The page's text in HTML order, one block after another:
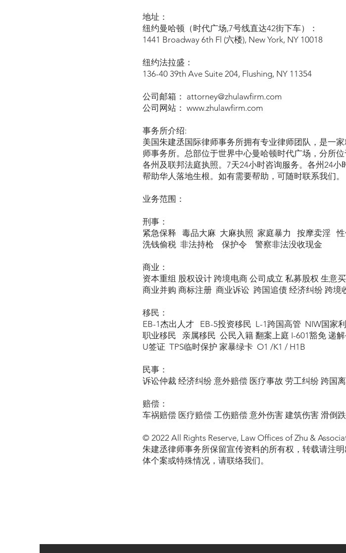
地址：
纽约曼哈顿（时代广场,7号线直达42街下车）：
1441 Broadway 6th Fl (六楼), New York, NY 10018
纽约法拉盛：
136-40 39th Ave Suite 204, Flushing, NY 11354
公司邮箱： attorney@zhulawfirm.com
公司网站： www.zhulawfirm.com
事务所介绍:
美国朱建丞国际律师事务所拥有专业律师团队，是一
师事务所。总部位于世界中心曼哈顿时代广场，分所
各州及联邦法庭执照。7天24小时咨询服务。各州24
帮助华人落地生根。如有需要帮助，可随时联系我们。
业务范围：
刑事：
紧急保释 毒品大麻 大麻执照 家庭暴力 按摩卖淫 性
洗钱偷税 非法持枪 保护令 警察非法没收现金
商业：
资本重组 股权设计 跨境电商 公司成立 私募股权 生意
商业并购 商标注册 商业诉讼 跨国追债 经济纠纷 跨境
移民：
EB-1杰出人才 EB-5投资移民 L-1跨国高管 NIW国家
职业移民 亲属移民 公民入籍 翻案上庭 I-601豁免 递
U签证 TPS临时保护 家暴绿卡 O1 /K1 / H1B
民事：
诉讼仲裁 经济纠纷 意外赔偿 医疗事故 劳工纠纷 跨国
赔偿：
车祸赔偿 医疗赔偿 工伤赔偿 意外伤害 建筑伤害 滑倒
© 2022 All Rights Reserve, Law Offices of Zhu &
朱建丞律师事务所保留宣传资料的所有权，转载请注
体个案或特殊情况，请联络我们。